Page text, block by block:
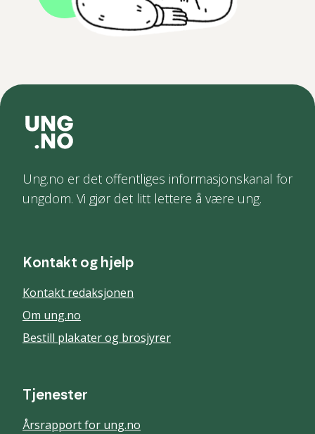
Ung.no er det offentliges informasjonskanal for
ungdom. Vi gjør det litt lettere å være ung.
Kontakt og hjelp
Kontakt redaksjonen
Om ung.no
Bestill plakater og brosjyrer
Tjenester
Årsrapport for ung.no